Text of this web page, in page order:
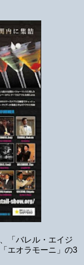
「バレル・エイジ
エオラモーニ」の3